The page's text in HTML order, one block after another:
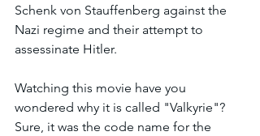
Schenk von Stauffenberg against the
Nazi regime and their attempt to
assessinate Hitler.
Watching this movie have you
wondered why it is called "Valkyrie"?
Sure, it was the code name for the